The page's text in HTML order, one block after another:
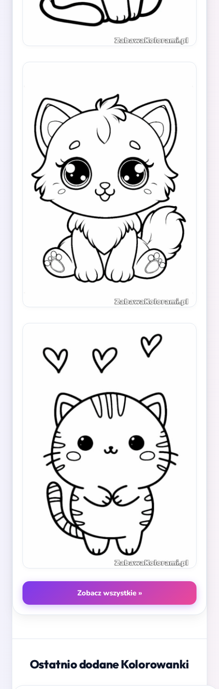
Zobacz wszystkie »
Ostatnio dodane Kolorowanki